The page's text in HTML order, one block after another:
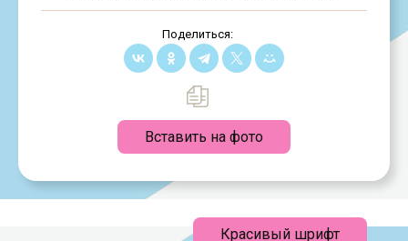
Поделиться:
Вставить на фото
Красивый шрифт